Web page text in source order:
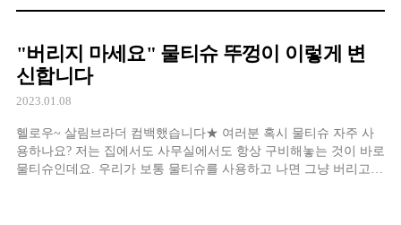
"버리지 마세요" 물티슈 뚜껑이 이렇게 변
신합니다
2023.01.08
헬로우~ 살림브라더 컴백했습니다★ 여러분 혹시 물티슈 자주 사
용하나요? 저는 집에서도 사무실에서도 항상 구비해놓는 것이 바로
물티슈인데요. 우리가 보통 물티슈를 사용하고 나면 그냥 버리고